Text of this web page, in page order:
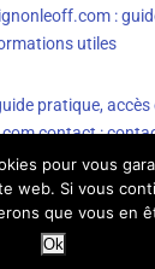
:
utiles
pratique,
contact :
Business
et informations
pour vous
web. Si vous
que vous en
Ok